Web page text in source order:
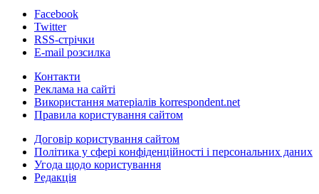
Facebook
Twitter
RSS-стрічки
E-mail розсилка
Контакти
Реклама на сайті
Використання матеріалів korrespondent.net
Правила користування сайтом
Договір користування сайтом
Політика у сфері конфіденційності і персональних даних
Угода щодо користування
Редакція